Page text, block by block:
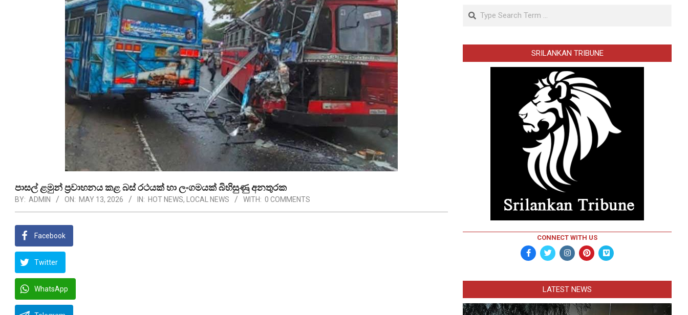
පාසල් ළමුන් ප්‍රවාහනය කළ බස් රථයක් හා ලංගමයක් බිහිසුණු අනතුරක
BY: ADMIN ON: MAY 13, 2026 IN: HOT NEWS, LOCAL NEWS WITH: 0 COMMENTS
Facebook
Twitter
WhatsApp
Search
SRILANKAN TRIBUNE
CONNECT WITH US
LATEST NEWS